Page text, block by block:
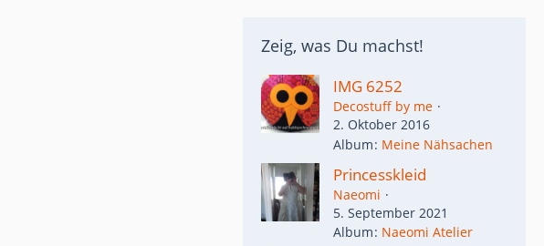
Zeig, was Du machst!
IMG 6252
Decostuff by me
2. Oktober 2016
Album Meine Nähsachen
Princesskleid
Naeomi
5. September 2021
Album Naeomi Atelier